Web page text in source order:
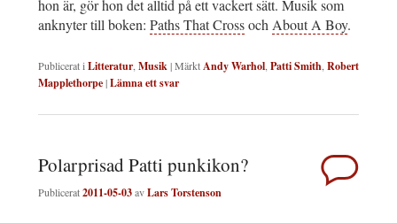
hon är, gör hon det alltid på ett vackert sätt. Musik som
anknyter till boken: Paths That Crossoch About A Boy.
Publicerat i Litteratur Musik|MärktAndy Warhol Patti Smith Robert
Mapplethorpe|Lämna ett svar
Polarprisad Patti punkikon?
Publicerat2011-05-03avLars Torstenson